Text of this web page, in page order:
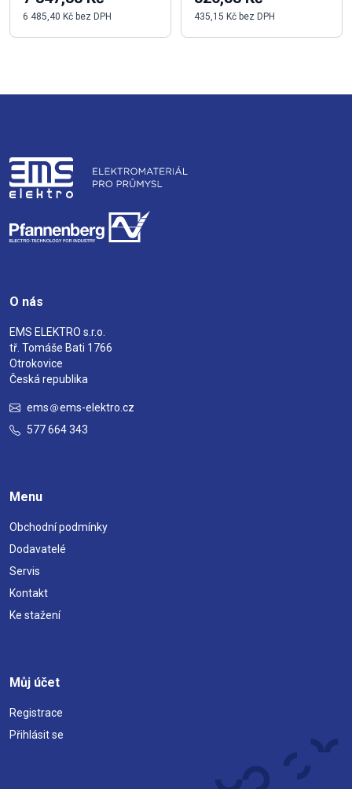
6 485,40 Kč bez DPH 435,15 Kč bez DPH
O nás
EMS ELEKTRO s.r.o.
tř. Tomáše Bati 1766
Otrokovice
Česká republika
ems
ems-elektro.cz
577 664 343
Menu
Obchodní podmínky
Dodavatelé
Servis
Kontakt
Ke stažení
Můj účet
Registrace
Přihlásit se